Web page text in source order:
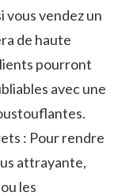
vous ‍vendez ‌un
de haute
pourront
avec ⁤une
: Pour rendre
attrayante,
les‌